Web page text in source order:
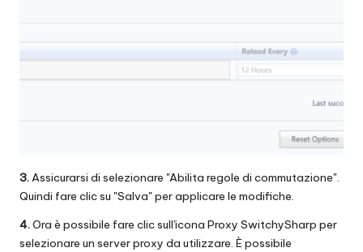
3.Assicurarsi di selezionare "Abilita regole di commutazione".
Quindi fare clic su "Salva" per applicare le modifiche.
4.Ora è possibile fare clic sull'icona Proxy SwitchySharp per
selezionare un server proxy da utilizzare. È possibile